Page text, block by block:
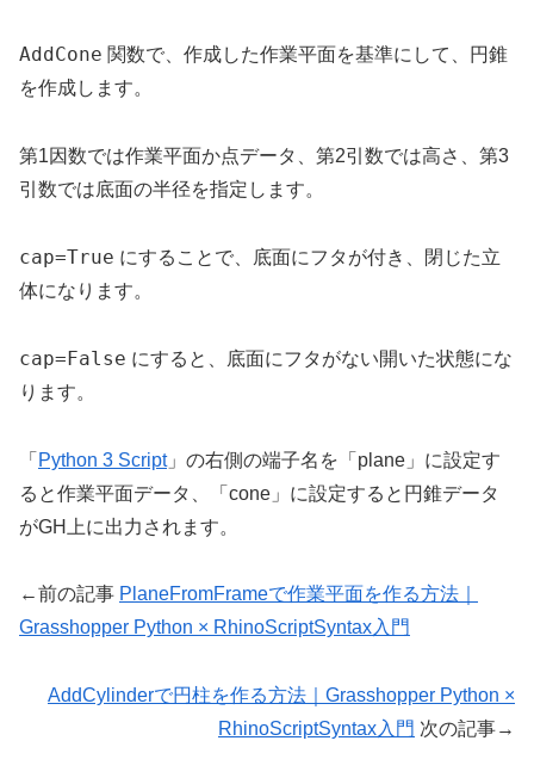
AddCone 関数で、作成した作業平面を基準にして、円錐
を作成します。
第1因数では作業平面か点データ、第2引数では高さ、第3
引数では底面の半径を指定します。
cap=True にすることで、底面にフタが付き、閉じた立
体になります。
cap=False にすると、底面にフタがない開いた状態にな
ります。
「 Python 3 Script」の右側の端子名を「plane」に設定す
ると作業平面データ、「cone」に設定すると円錐データ
がGH上に出力されます。
←前の記事 PlaneFromFrameで作業平面を作る方法｜
Grasshopper Python × RhinoScriptSyntax入門
AddCylinderで円柱を作る方法｜Grasshopper Python ×
RhinoScriptSyntax入門 次の記事→